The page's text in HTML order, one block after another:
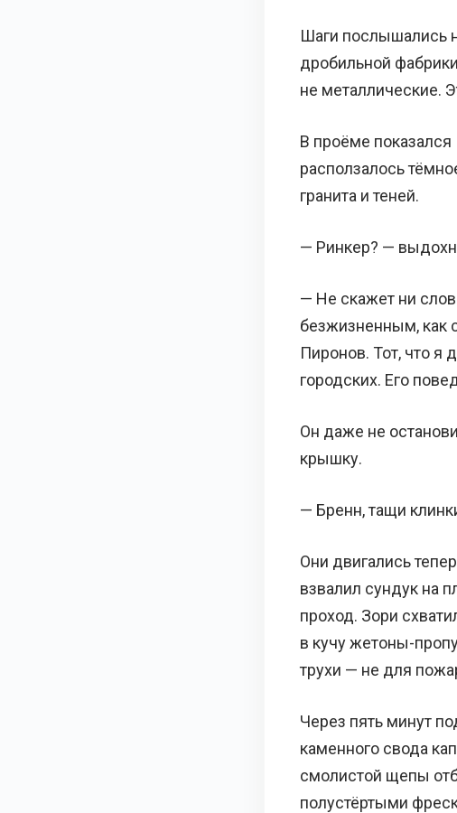
Шаги послышались
дробильной
не металлические.
В проёме
расползалось
гранита и теней.
— Ринкер? —
— Не скажет ни
безжизненным, как
Пиронов. Тот, что я
городских. Его
Он даже не
крышку.
— Бренн, тащи
Они двигались
взвалил сундук на
проход. Зори
в кучу жетоны-
трухи — не для
Через пять минут
каменного свода
смолистой щепы
полустёртыми